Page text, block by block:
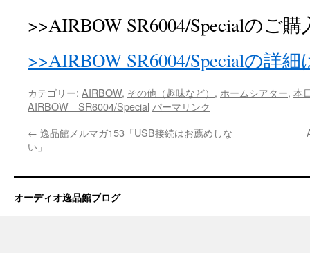
>>AIRBOW SR6004/Specialのご
>>AIRBOW SR6004/Specialの詳
カテゴリー: AIRBOW, その他（趣味など） , ホームシアター, 本
AIRBOW SR6004/Special パーマリンク
← 逸品館メルマガ153「USB接続はお薦めしな
い」
オーディオ逸品館ブログ